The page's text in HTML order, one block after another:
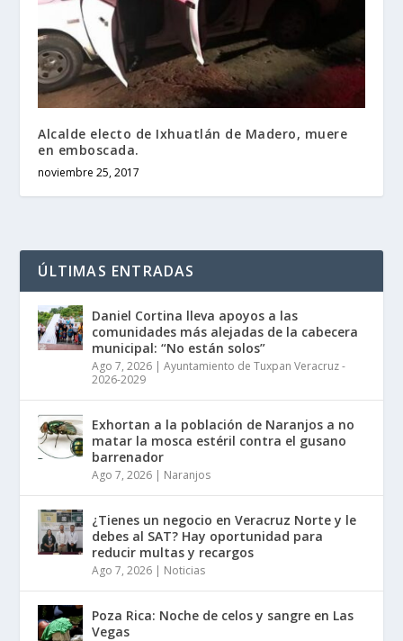
Alcalde electo de Ixhuatlán de Madero, muere
en emboscada.
noviembre 25, 2017
ÚLTIMAS ENTRADAS
Daniel Cortina lleva apoyos a las
comunidades más alejadas de la cabecera
municipal: “No están solos”
Ago 7, 2026 |Ayuntamiento de Tuxpan Veracruz -
2026-2029
Exhortan a la población de Naranjos a no
matar la mosca estéril contra el gusano
barrenador
Ago 7, 2026 | Naranjos
¿Tienes un negocio en Veracruz Norte y le
debes al SAT? Hay oportunidad para
reducir multas y recargos
Ago 7, 2026 | Noticias
Poza Rica: Noche de celos y sangre en Las
Vegas